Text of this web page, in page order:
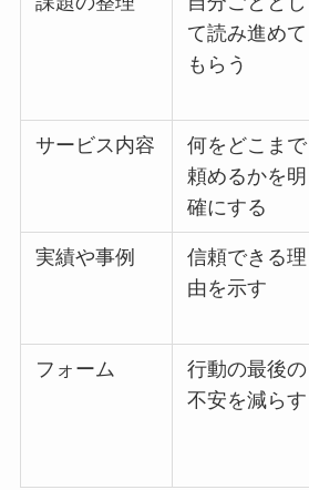
て読み進めて
もらう
サービス内容
何をどこまで
頼めるかを明
確にする
実績や事例
信頼できる理
由を示す
フォーム
行動の最後の
不安を減らす